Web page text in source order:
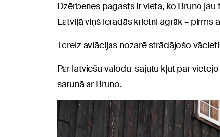
Dzērbenes pagasts ir vieta, ko Bruno
Latvijā viņš ieradās krietni agrāk – pirms
Toreiz aviācijas nozarē strādājošo
Par latviešu valodu, sajūtu kļūt par
sarunā ar Bruno.